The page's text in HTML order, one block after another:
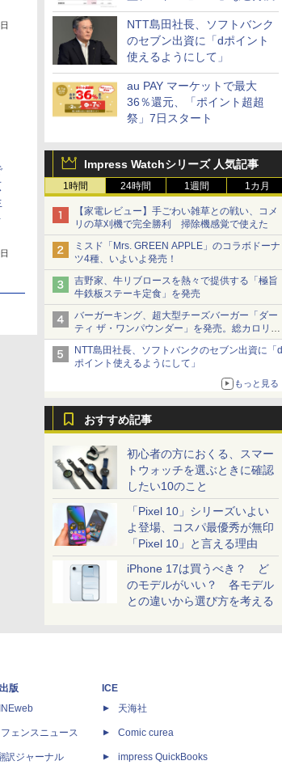
NTT島田社長、ソフトバンク
のセブン出資に「dポイント
使えるようにして」
au PAY マーケットで最大
36％還元、「ポイント超超
祭」7日スタート
Impress Watchシリーズ 人気記事
1時間 24時間 1週間 1カ月
【家電レビュー】手ごわい雑草との戦い、コメ
リの草刈機で完全勝利 掃除機感覚で使えた
ミスド「Mrs. GREEN APPLE」のコラボドーナ
ツ4種、いよいよ発売！
吉野家、牛リブロースを熱々で提供する「極旨
牛鉄板ステーキ定食」を発売
バーガーキング、超大型チーズバーガー「ダー
ティ ザ・ワンパウンダー」を発売。総カロリー
約1656kcal、総重量約527g！
NTT島田社長、ソフトバンクのセブン出資に「d
ポイント使えるようにして」
もっと見る
おすすめ記事
初心者の方におくる、スマー
トウォッチを選ぶときに確認
したい10のこと
「Pixel 10」シリーズいよい
よ登場、コスパ最優秀が無印
「Pixel 10」と言える理由
iPhone 17は買うべき？ ど
のモデルがいい？ 各モデル
との違いから選び方を考える
版
ェンスニュース
訳ジャーナル
ICE
天海社
Comic curea
impress QuickBooks